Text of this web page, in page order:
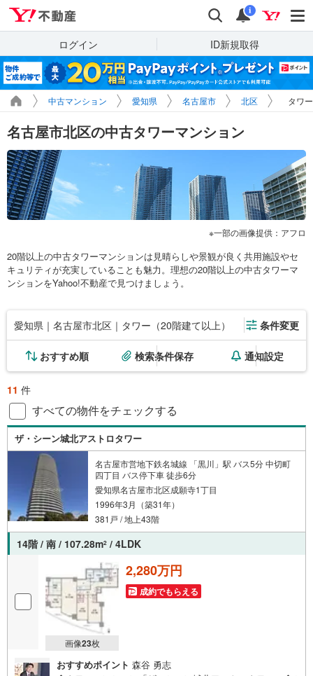
検索 通知
i
ログイン ID新規取得
中古マンション 愛知県 名古屋市 北区 タワ
名古屋市北区の中古タワーマンション
一部の画像提供：アフロ
20階以上の中古タワーマンションは見晴らしや景観が良く共用施設やセ
キュリティが充実していることも魅力。理想の20階以上の中古タワーマ
ンションをYahoo!不動産で見つけましょう。
愛知県｜名古屋市北区｜タワー（20階建て以上） 条件変更
おすすめ順 検索条件保存 通知設定
11 件
すべての物件をチェックする
ザ・シーン城北アストロタワー
名古屋市営地下鉄名城線 「黒川」駅 バス5分 中切町
四丁目 バス停下車 徒歩6分
愛知県名古屋市北区成願寺1丁目
1996年3月（築31年）
381戸 / 地上43階
14階 / 南 / 107.28m2 / 4LDK
画像23枚
2,280万円
成約でもらえる
おすすめポイント 森谷 勇志